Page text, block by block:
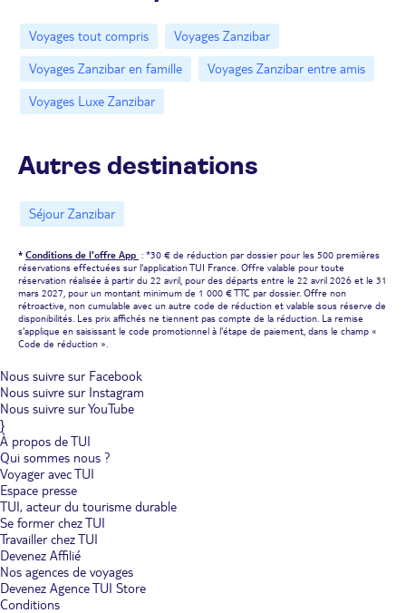
Voyages tout compris
Voyages Zanzibar
Voyages Zanzibar en famille
Voyages Zanzibar entre amis
Voyages Luxe Zanzibar
Autres destinations
Séjour Zanzibar
* Conditions de l'offre App : *30 € de réduction par dossier pour les 500 premières
réservations effectuées sur l'application TUI France. Offre valable pour toute
réservation réalisée à partir du 22 avril, pour des départs entre le 22 avril 2026 et le 31
mars 2027, pour un montant minimum de 1 000 € TTC par dossier. Offre non
rétroactive, non cumulable avec un autre code de réduction et valable sous réserve de
disponibilités. Les prix affichés ne tiennent pas compte de la réduction. La remise
s'applique en saisissant le code promotionnel à l'étape de paiement, dans le champ «
Code de réduction ».
Nous suivre sur Facebook
Nous suivre sur Instagram
Nous suivre sur YouTube
}
À propos de TUI
Qui sommes nous ?
Voyager avec TUI
Espace presse
TUI, acteur du tourisme durable
Se former chez TUI
Travailler chez TUI
Devenez Affilié
Nos agences de voyages
Devenez Agence TUI Store
Conditions